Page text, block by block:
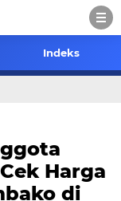
Indeks
Harga
di